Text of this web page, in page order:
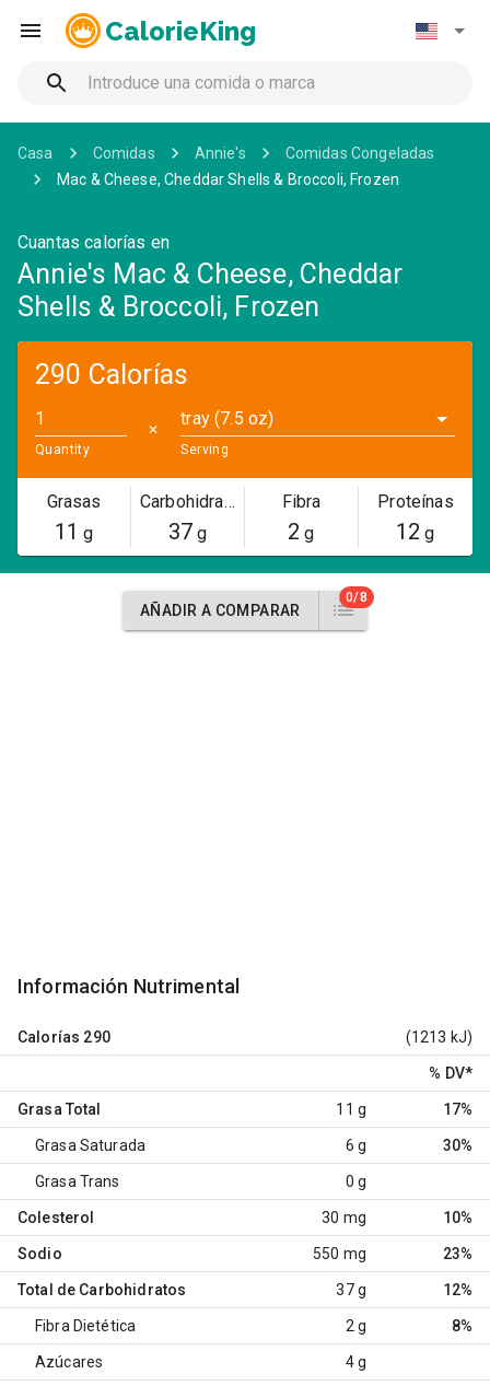
CalorieKing
Casa Comidas Annie's
Comidas Congeladas
Mac & Cheese, Cheddar Shells & Broccoli, Frozen
Cuantas calorías en
Annie's Mac & Cheese, Cheddar
Shells & Broccoli, Frozen
290 Calorías
Quantity
✕
tray (7.5 oz)
Serving
Grasas
11 g
Carbohidratos
37g
Fibra
2 g
Proteínas
12 g
AÑADIR A COMPARAR
0/8
Información Nutrimental
Calorías 290 (1213 kJ)
% DV*
Grasa Total 11 g 17%
Grasa Saturada 6 g 30%
Grasa Trans 0 g
Colesterol 30 mg 10%
Sodio 550 mg 23%
Total de Carbohidratos 37 g 12%
Fibra Dietética 2 g 8%
Azúcares 4 g